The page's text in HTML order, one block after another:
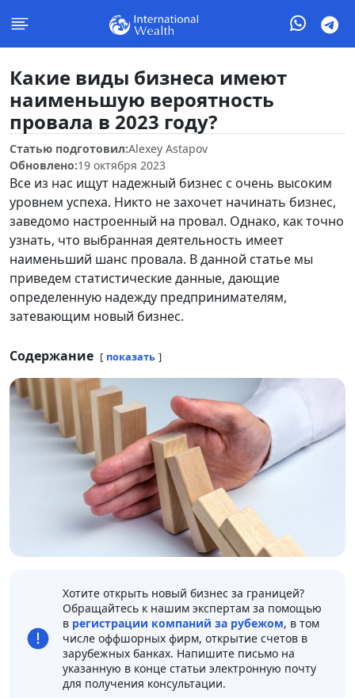
Какие виды бизнеса имеют
наименьшую вероятность
провала в 2023 году?
Статью подготовил:Alexey Astapov
Обновлено:19 октября 2023
Все из нас ищут надежный бизнес с очень высоким
уровнем успеха. Никто не захочет начинать бизнес,
заведомо настроенный на провал. Однако, как точно
узнать, что выбранная деятельность имеет
наименьший шанс провала. В данной статье мы
приведем статистические данные, дающие
определенную надежду предпринимателям,
затевающим новый бизнес.
Содержание показать
Хотите открыть новый бизнес за границей?
Обращайтесь к нашим экспертам за помощью
в регистрации компаний за рубежом, в том
числе оффшорных фирм, открытие счетов в
зарубежных банках. Напишите письмо на
указанную в конце статьи электронную почту
для получения консультации.